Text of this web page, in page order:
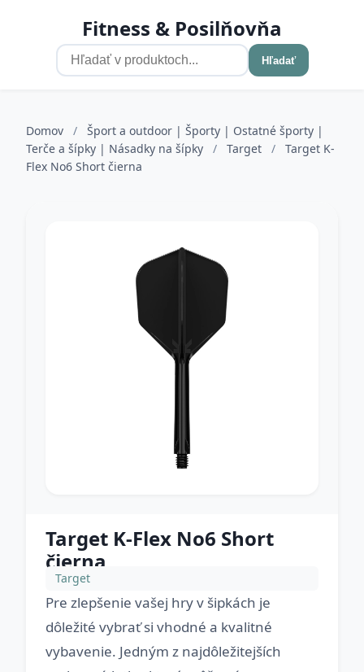
Fitness & Posilňovňa
Hľadať
Domov /
Šport a outdoor | Športy | Ostatné športy |
Terče a šípky | Násadky na šípky
/ Target /
Target K-
Flex No6 Short čierna
Target K-Flex No6 Short
čierna
Target
Pre zlepšenie vašej hry v šipkách je
dôležité vybrať si vhodné a kvalitné
vybavenie. Jedným z najdôležitejších